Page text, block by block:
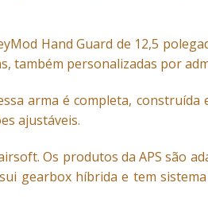
Hand Guard de 12,5
também personalizadas por
arma é completa, construída
ajustáveis.
Os produtos da APS são
gearbox híbrida e tem